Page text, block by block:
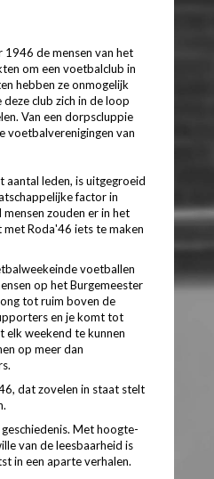
de mensen van het
om een voetbalclub in
hebben ze onmogelijk
club zich in de loop
Van een dorpscluppie
voetbalverenigingen van
aantal leden, is uitgegroeid
factor in
zouden er in het
Roda'46 iets te maken
voetballen
op het Burgemeester
tot ruim boven de
en je komt tot
elk weekend te kunnen
op meer dan
dat zovelen in staat stelt
Met hoogte-
van de leesbaarheid is
in een aparte verhalen.